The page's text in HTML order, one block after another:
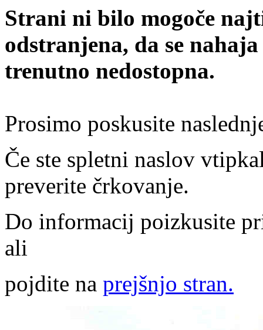
Strani ni bilo mogoče
odstranjena, da se
trenutno nedostopna.
Prosimo poskusite
Če ste spletni naslov
preverite črkovanje.
Do informacij poizkusite
ali
pojdite na prejšnjo stran.